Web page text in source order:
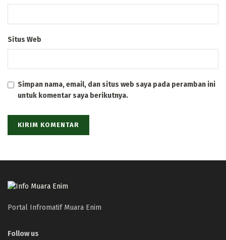
Situs Web
Simpan nama, email, dan situs web saya pada peramban ini
untuk komentar saya berikutnya.
Portal Infromatif Muara Enim
Follow us